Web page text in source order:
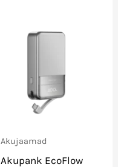
Akujaamad
Akupank EcoFlow